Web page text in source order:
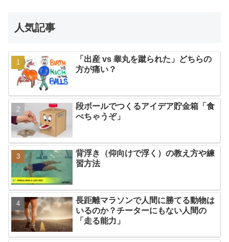
人気記事
「出産 vs 睾丸を蹴られた」どちらの
方が痛い？
段ボールでつくるアイデア貯金箱「食
べちゃうぞ」
背浮き（仰向けで浮く）の教え方や練
習方法
長距離マラソンで人間に勝てる動物は
いるのか？チーターにもない人間の
「走る能力」